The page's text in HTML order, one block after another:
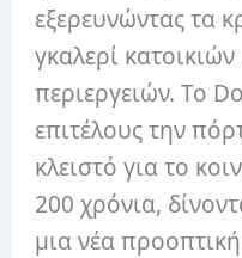
εξερευνώντας τα
γκαλερί
περιεργειών. Το
επιτέλους την
κλειστό για το
200 χρόνια,
μια νέα